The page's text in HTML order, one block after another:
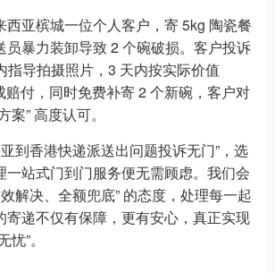
西亚槟城一位个人客户，寄 5kg 陶瓷餐
员暴力装卸导致 2 个碗破损。客户投诉
指导拍摄照片，3 天内按实际价值
赔付，同时免费补寄 2 个新碗，客户对
案” 高度认可。
到香港快递派送出问题投诉无门”，选
一站式门到门服务便无需顾虑。我们会
解决、全额兜底” 的态度，处理每一起
寄递不仅有保障，更有安心，真正实现
”。